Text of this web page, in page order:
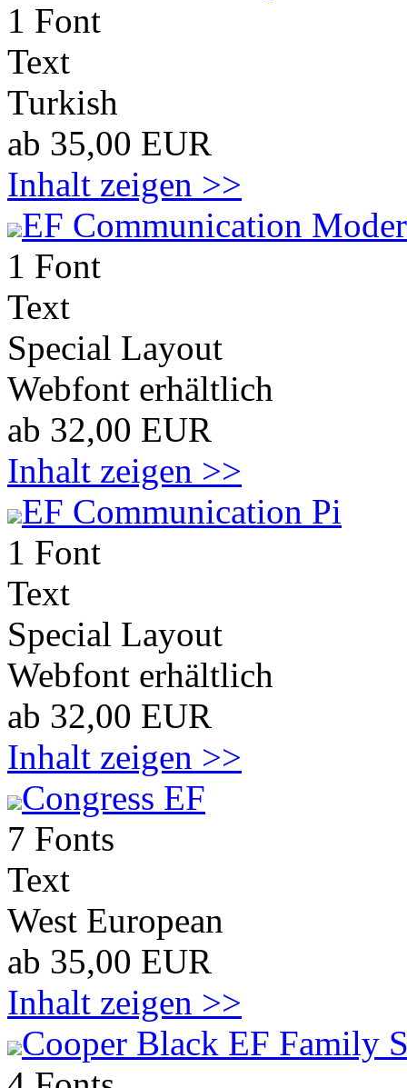
1 Font
Text
Turkish
ab 35,00 EUR
Inhalt zeigen >>
EF Communication
1 Font
Text
Special Layout
Webfont erhältlich
ab 32,00 EUR
Inhalt zeigen >>
EF Communication Pi
1 Font
Text
Special Layout
Webfont erhältlich
ab 32,00 EUR
Inhalt zeigen >>
Congress EF
7 Fonts
Text
West European
ab 35,00 EUR
Inhalt zeigen >>
Cooper Black EF Family